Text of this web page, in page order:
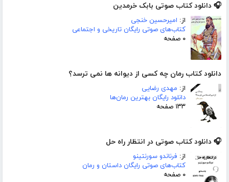
🎧 دانلود کتاب صوتی بابک خرمدین
از: امیرحسین خنجی
کتاب‌های صوتی رایگان تاریخی و اجتماعی
۰ صفحه
دانلود کتاب رمان چه کسی از دیوانه ها نمی ترسد؟
از: مهدی رضایی
دانلود رایگان بهترین رمان‌ها
۱۳۳ صفحه
🎧 دانلود کتاب صوتی در انتظار راه حل
از: فرناندو سورنتینو
کتاب‌های صوتی رایگان داستان و رمان
۰ صفحه